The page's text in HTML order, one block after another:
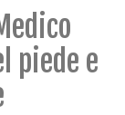
piede e